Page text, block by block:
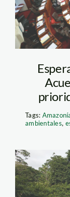
Tags:
ambientales,